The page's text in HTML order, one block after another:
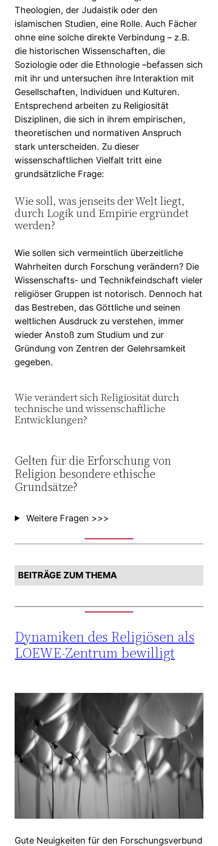
Theologien, der Judaistik oder den
islamischen Studien, eine Rolle. Auch Fächer
ohne eine solche direkte Verbindung – z.B.
die historischen Wissenschaften, die
Soziologie oder die Ethnologie –befassen sich
mit ihr und untersuchen ihre Interaktion mit
Gesellschaften, Individuen und Kulturen.
Entsprechend arbeiten zu Religiosität
Disziplinen, die sich in ihrem empirischen,
theoretischen und normativen Anspruch
stark unterscheiden. Zu dieser
wissenschaftlichen Vielfalt tritt eine
grundsätzliche Frage:
Wie soll, was jenseits der Welt liegt,
durch Logik und Empirie ergründet
werden?
Wie sollen sich vermeintlich überzeitliche
Wahrheiten durch Forschung verändern? Die
Wissenschafts- und Technikfeindschaft vieler
religiöser Gruppen ist notorisch. Dennoch hat
das Bestreben, das Göttliche und seinen
weltlichen Ausdruck zu verstehen, immer
wieder Anstoß zum Studium und zur
Gründung von Zentren der Gelehrsamkeit
gegeben.
Wie verändert sich Religiosität durch
technische und wissenschaftliche
Entwicklungen?
Gelten für die Erforschung von
Religion besondere ethische
Grundsätze?
Weitere Fragen >>>
BEITRÄGE ZUM THEMA
Dynamiken des Religiösen als
LOEWE-Zentrum bewilligt
Gute Neuigkeiten für den Forschungsverbund